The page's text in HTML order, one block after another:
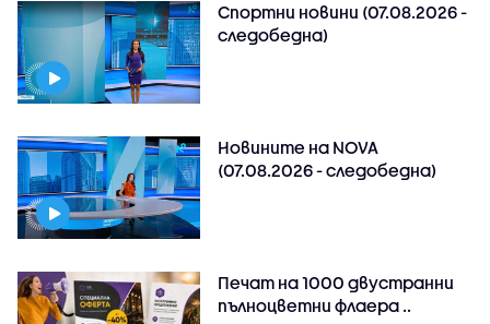
Спортни новини (07.08.2026 -
следобедна)
Новините на NOVA
(07.08.2026 - следобедна)
Печат на 1000 двустранни
пълноцветни флаера ..